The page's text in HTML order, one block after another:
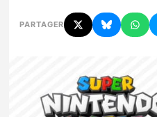
Mises à jour
Rumeurs
PARTAGER